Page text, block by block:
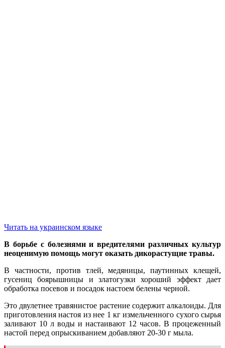
Читать на украинском языке
В борьбе с болезнями и вредителями различных культур
неоценимую помощь могут оказать дикорастущие травы.
В частности, против тлей, медяницы, паутинных клещей,
гусениц боярышницы и златогузки хороший эффект дает
обработка посевов и посадок настоем белены черной.
Это двулетнее травянистое растение содержит алкалоиды. Для
приготовления настоя из нее 1 кг измельченного сухого сырья
заливают 10 л воды и настаивают 12 часов. В процеженный
настой перед опрыскиванием добавляют 20-30 г мыла.